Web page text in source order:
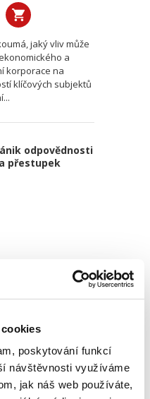
poskytování funkcí
návštěvnosti využíváme
jak náš web používáte,
jaký vliv může
a
korporace na
klíčových subjektů
odpovědnosti
přestupek
odborníkům z řad
zejména
správních
úřadů